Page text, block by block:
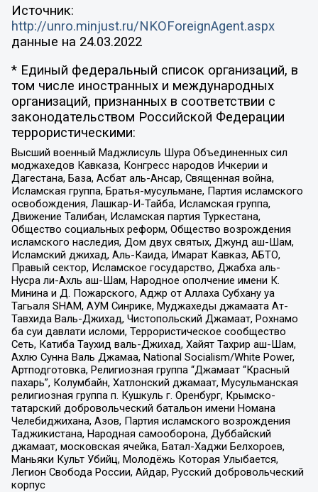
Источник:
http://unro.minjust.ru/NKOForeignAgent.aspx
данные на 24.03.2022
* Единый федеральный список организаций, в
том числе иностранных и международных
организаций, признанных в соответствии с
законодательством Российской Федерации
террористическими:
Высший военный Маджлисуль Шура Объединенных сил
моджахедов Кавказа, Конгресс народов Ичкерии и
Дагестана, База, Асбат аль-Ансар, Священная война,
Исламская группа, Братья-мусульмане, Партия исламского
освобождения, Лашкар-И-Тайба, Исламская группа,
Движение Талибан, Исламская партия Туркестана,
Общество социальных реформ, Общество возрождения
исламского наследия, Дом двух святых, Джунд аш-Шам,
Исламский джихад, Аль-Каида, Имарат Кавказ, АБТО,
Правый сектор, Исламское государство, Джабха аль-
Нусра ли-Ахль аш-Шам, Народное ополчение имени К.
Минина и Д. Пожарского, Аджр от Аллаха Субхану уа
Тагьаля SHAM, АУМ Синрике, Муджахеды джамаата Ат-
Тавхида Валь-Джихад, Чистопольский Джамаат, Рохнамо
ба суи давлати исломи, Террористическое сообщество
Сеть, Катиба Таухид валь-Джихад, Хайят Тахрир аш-Шам,
Ахлю Сунна Валь Джамаа, National Socialism/White Power,
Артподготовка, Религиозная группа “Джамаат “Красный
пахарь”, Колумбайн, Хатлонский джамаат, Мусульманская
религиозная группа п. Кушкуль г. Оренбург, Крымско-
татарский добровольческий батальон имени Номана
Челебиджихана, Азов, Партия исламского возрождения
Таджикистана, Народная самооборона, Дуббайский
джамаат, московская ячейка, Батал-Хаджи Белхороев,
Маньяки Культ Убийц, Молодёжь Которая Улыбается,
Легион Свобода России, Айдар, Русский добровольческий
корпус